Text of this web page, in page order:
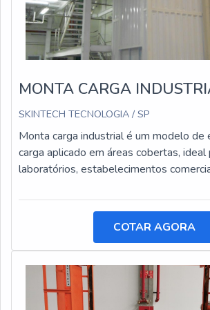
MONTA CARGA
SKINTECH TECNOLOGIA / SP
Monta carga industrial é um modelo de
carga aplicado em áreas cobertas, ideal
laboratórios, estabelecimentos
COTAR AGORA